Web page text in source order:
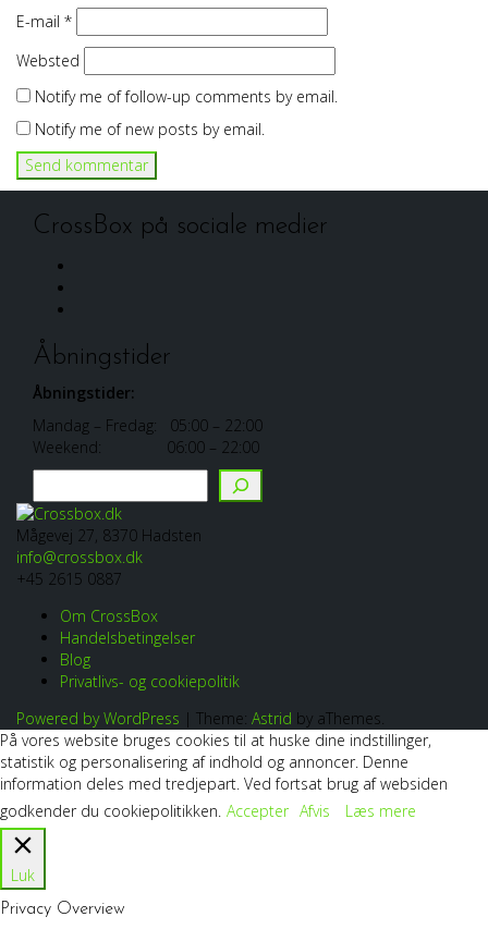
E-mail *
Websted
Notify me of follow-up comments by email.
Notify me of new posts by email.
CrossBox på sociale medier
Åbningstider
Åbningstider:
Mandag – Fredag: 05:00 – 22:00
Weekend: 06:00 – 22:00
Mågevej 27, 8370 Hadsten
info@crossbox.dk
+45 2615 0887
Om CrossBox
Handelsbetingelser
Blog
Privatlivs- og cookiepolitik
Powered by WordPress | Theme: Astrid by aThemes.
På vores website bruges cookies til at huske dine indstillinger,
statistik og personalisering af indhold og annoncer. Denne
information deles med tredjepart. Ved fortsat brug af websiden
godkender du cookiepolitikken. Accepter Afvis Læs mere
Luk
Privacy Overview